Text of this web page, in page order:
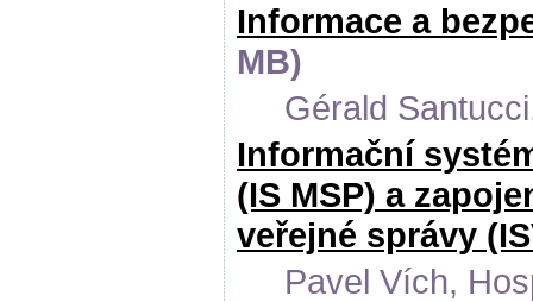
Informace a
MB)
Gérald
Informační
(IS MSP) a
veřejné správy
Pavel Vích,